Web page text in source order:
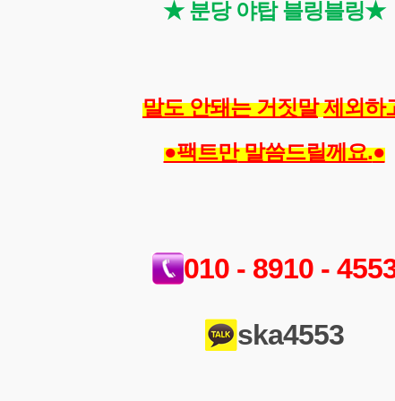
★ 분당 야탑 블링블링★
말도 안돼는 거짓말 제외하
●팩트만 말씀드릴께요.●
010 - 8910 -
ska4553